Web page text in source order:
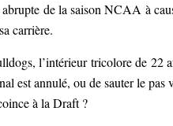
de la saison NCAA à
carrière.
l’intérieur tricolore de 22
est annulé, ou de sauter le
à la Draft ?